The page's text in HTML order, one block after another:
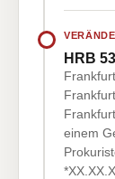
HRB
einem